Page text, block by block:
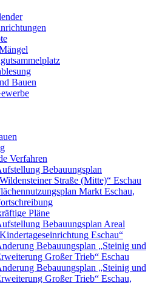
Bauen
Verfahren
Bebauungsplan
Straße (Mitte)“ Eschau
Markt Eschau,
Pläne
Bebauungsplan Areal
Eschau“
Bebauungsplan „Steinig und
Großer Trieb“ Eschau
Bebauungsplan „Steinig und
Großer Trieb“ Eschau,